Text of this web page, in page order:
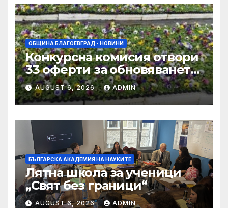
ОБЩИНА БЛАГОЕВГРАД - НОВИНИ
Конкурсна комисия отвори
33 оферти за обновяването
на дворовете на 11 училища
в Благоевград
AUGUST 6, 2026 ADMIN
БЪЛГАРСКА АКАДЕМИЯ НА НАУКИТЕ
Лятна школа за ученици
„Свят без граници“
AUGUST 6, 2026 ADMIN